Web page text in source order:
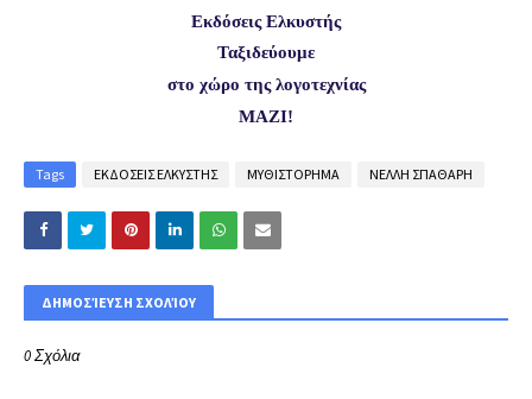
Εκδόσεις Ελκυστής
Ταξιδεύουμε
στο χώρο της λογοτεχνίας
ΜΑΖΙ!
Tags ΕΚΔΟΣΕΙΣ ΕΛΚΥΣΤΗΣ ΜΥΘΙΣΤΟΡΗΜΑ ΝΕΛΛΗ ΣΠΑΘΑΡΗ
ΔΗΜΟΣΊΕΥΣΗ ΣΧΟΛΊΟΥ
0 Σχόλια